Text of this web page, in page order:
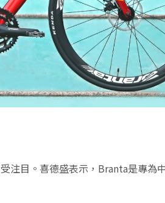
目。喜德盛表示，Branta是專